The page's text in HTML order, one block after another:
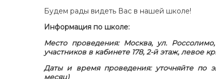
Будем рады видеть Вас в нашей школе!
Информация по школе:
Место проведения: Москва, ул. Россолимо,
участников в кабинете 178, 2-й этаж, левое
Даты и время проведения: уточняйте по
месяц)